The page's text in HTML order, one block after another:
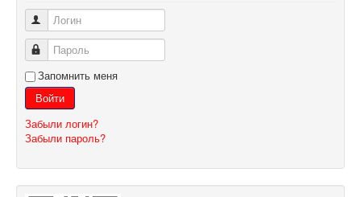
Логин
Пароль
Запомнить меня
Войти
Забыли логин?
Забыли пароль?